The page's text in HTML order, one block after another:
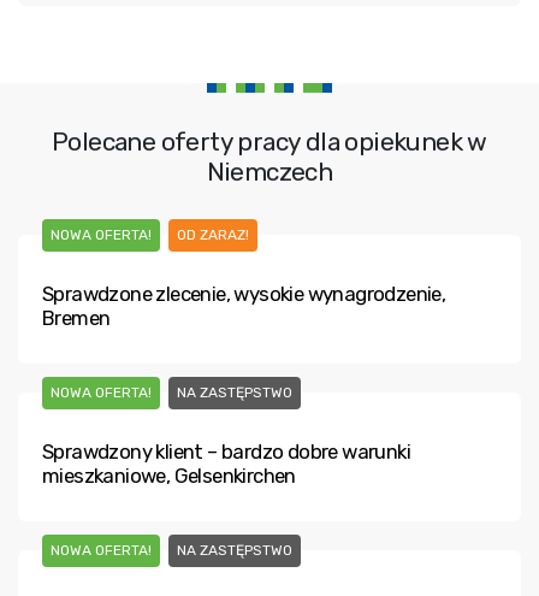
Polecane oferty pracy dla opiekunek w
Niemczech
NOWA OFERTA! OD ZARAZ!
Sprawdzone zlecenie, wysokie wynagrodzenie,
Bremen
NOWA OFERTA! NA ZASTĘPSTWO
Sprawdzony klient – bardzo dobre warunki
mieszkaniowe, Gelsenkirchen
NOWA OFERTA! NA ZASTĘPSTWO